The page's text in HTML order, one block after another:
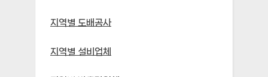
지역별 도배공사
지역별 설비업체